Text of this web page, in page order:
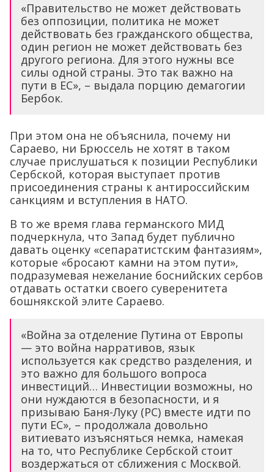
«Правительство не может действовать
без оппозиции, политика не может
действовать без гражданского общества,
один регион не может действовать без
другого региона. Для этого нужны все
силы одной страны. Это так важно на
пути в ЕС», – выдала порцию демагогии
Бербок.
При этом она не объяснила, почему ни
Сараево, ни Брюссель не хотят в таком
случае прислушаться к позиции Республики
Сербской, которая выступает против
присоединения страны к антироссийским
санкциям и вступления в НАТО.
В то же время глава германского МИД
подчеркнула, что Запад будет публично
давать оценку «сепаратистским фантазиям»,
которые «бросают камни на этом пути»,
подразумевая нежелание боснийских сербов
отдавать остатки своего суверенитета
бошнякской элите Сараево.
«Война за отделение Путина от Европы
— это война нарративов, язык
используется как средство разделения, и
это важно для большого вопроса
инвестиций… Инвестиции возможны, но
они нуждаются в безопасности, и я
призываю Баня-Луку (РС) вместе идти по
пути ЕС», – продолжала довольно
витиевато изъясняться немка, намекая
на то, что Республике Сербской стоит
воздержаться от сближения с Москвой.